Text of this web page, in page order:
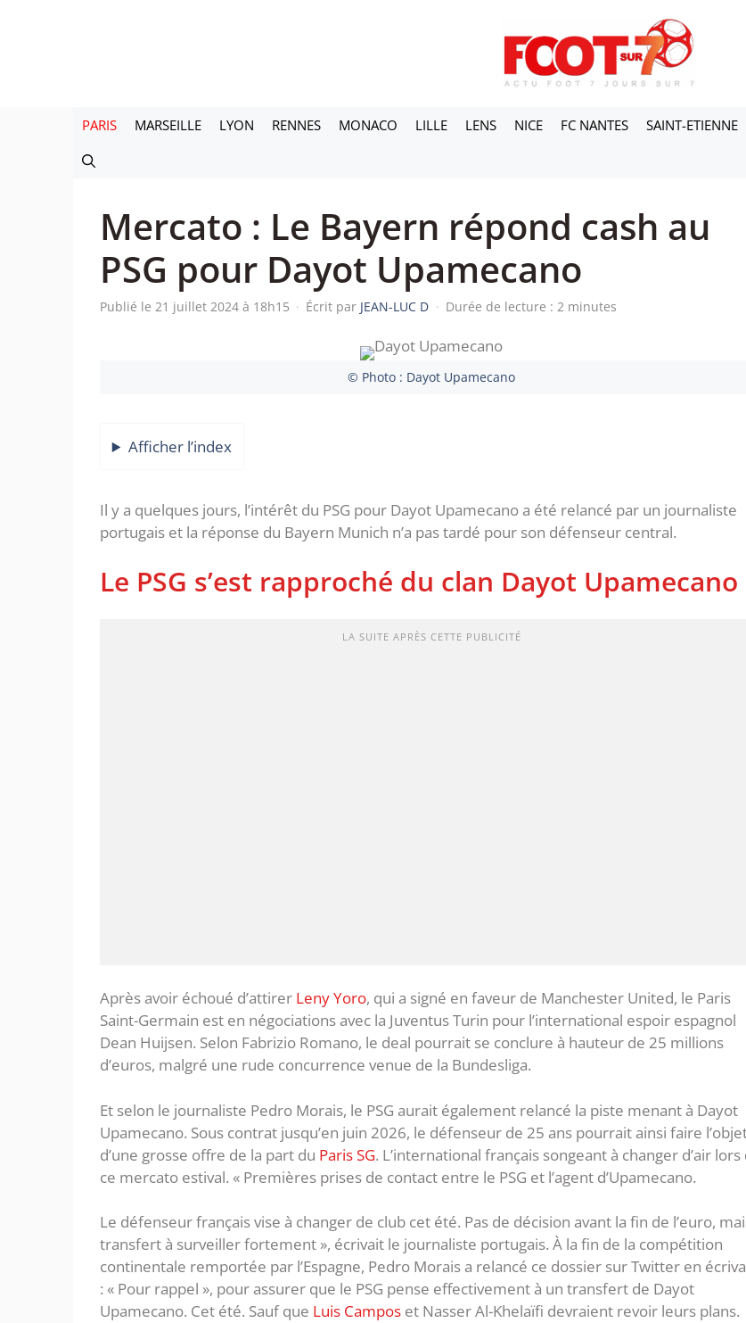
PARIS MARSEILLE LYON RENNES MONACO LILLE LENS NICE FC NANTES SAINT-ETIENNE
Mercato : Le Bayern répond cash au
PSG pour Dayot Upamecano
Publié le 21 juillet 2024 à 18h15 · Écrit par JEAN-LUC D · Durée de lecture : 2 minutes
© Photo : Dayot Upamecano
Afficher l’index
Il y a quelques jours, l’intérêt du PSG pour Dayot Upamecano a été relancé par un journaliste
portugais et la réponse du Bayern Munich n’a pas tardé pour son défenseur central.
Le PSG s’est rapproché du clan Dayot Upamecano
LA SUITE APRÈS CETTE PUBLICITÉ
Après avoir échoué d’attirer Leny Yoro, qui a signé en faveur de Manchester United, le Paris
Saint-Germain est en négociations avec la Juventus Turin pour l’international espoir espagnol
Dean Huijsen. Selon Fabrizio Romano, le deal pourrait se conclure à hauteur de 25 millions
d’euros, malgré une rude concurrence venue de la Bundesliga.
Et selon le journaliste Pedro Morais, le PSG aurait également relancé la piste menant à Dayot
Upamecano. Sous contrat jusqu’en juin 2026, le défenseur de 25 ans pourrait ainsi faire
d’une grosse offre de la part du Paris SG. L’international français songeant à changer d’air lors
ce mercato estival. « Premières prises de contact entre le PSG et l’agent d’Upamecano.
Le défenseur français vise à changer de club cet été. Pas de décision avant la fin de l’euro,
transfert à surveiller fortement », écrivait le journaliste portugais. À la fin de la compétition
continentale remportée par l’Espagne, Pedro Morais a relancé ce dossier sur Twitter en
: « Pour rappel », pour assurer que le PSG pense effectivement à un transfert de Dayot
Upamecano. Cet été. Sauf que Luis Campos et Nasser Al-Khelaïfi devraient revoir leurs plans.